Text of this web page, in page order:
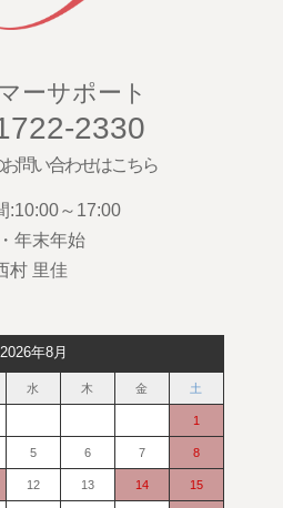
ーサポート
2330
お問い合わせはこちら
:10:00～17:00
年末年始
村 里佳
2026年8月
水 木 金 土
1
5 6 7 8
12 13 14 15